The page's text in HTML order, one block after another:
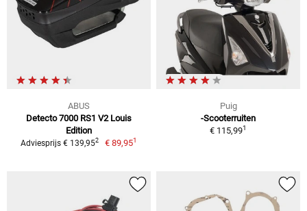
ABUS
Detecto 7000 RS1 V2 Louis
Edition
Adviesprijs € 139,952 € 89,951
Puig
-Scooterruiten
€ 115,991